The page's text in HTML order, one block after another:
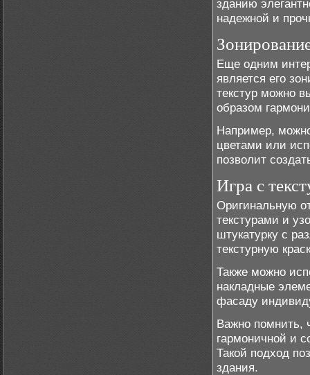
зданию
надежной и
Еще одним
является его
текстур можно
образом
Например,
цветами или
позволит
Игра с
Оригинальную
текстурами и
штукатурку с
текстурную
Также можно
накладные
фасаду
Важно помнить,
гармоничной и
Такой подход
здания.